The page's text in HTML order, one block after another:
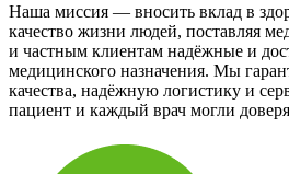
Наша миссия — вносить вклад в
качество жизни людей, поставляя
и частным клиентам надёжные и
медицинского назначения. Мы
качества, надёжную логистику и
пациент и каждый врач могли